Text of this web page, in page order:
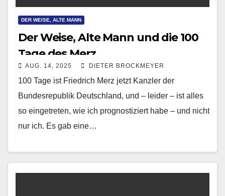
DER WEISE, ALTE MANN
Der Weise, Alte Mann und die 100
Tage des Merz
AUG. 14, 2025 DIETER BROCKMEYER
100 Tage ist Friedrich Merz jetzt Kanzler der
Bundesrepublik Deutschland, und – leider – ist alles
so eingetreten, wie ich prognostiziert habe – und nicht
nur ich. Es gab eine…